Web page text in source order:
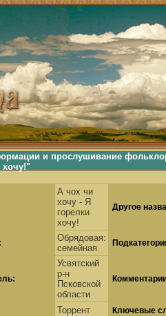
скачать каталог фольклора Скачать Поиск музыки, поиск фольклора, искать песни, как пели
и прослушивание
хочу!"
А чох чи
хочу - Я
горелки
хочу!
Другое
Обрядовая:
семейная
Усвятский
р-н
Псковской
области
Торрент
Ключевые